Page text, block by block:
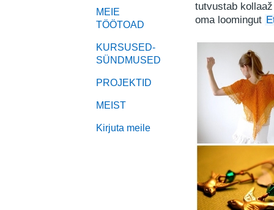
MEIE
TÖÖTOAD
KURSUSED-
SÜNDMUSED
PROJEKTID
MEIST
Kirjuta meile
tutvustab
oma loomingut